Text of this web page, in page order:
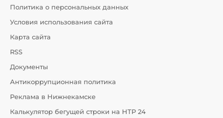
Политика о персональных данных
Условия использования сайта
Карта сайта
RSS
Документы
Антикоррупционная политика
Реклама в Нижнекамске
Калькулятор бегущей строки на НТР 24